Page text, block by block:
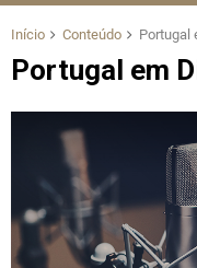
Início Conteúdo Portugal
Portugal em